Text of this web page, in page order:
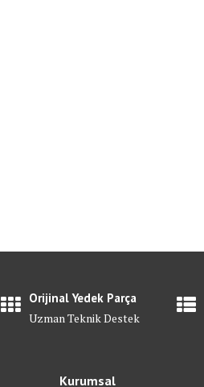
Orijinal Yedek Parça
Uzman Teknik Destek
Kurumsal